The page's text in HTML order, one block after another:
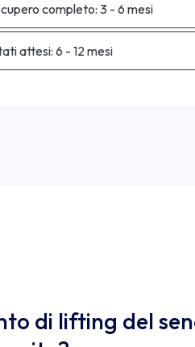
completo: 3 - 6 mesi
attesi:6 - 12 mesi
di lifting del